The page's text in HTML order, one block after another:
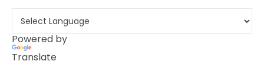
Powered by
Translate